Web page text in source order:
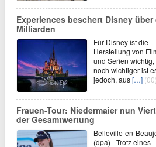
Experiences beschert Disney über
Milliarden
Für Disney ist die
Herstellung von
und Serien wichtig,
noch wichtiger ist
jedoch, aus[…] (00)
Frauen-Tour: Niedermaier nun
der Gesamtwertung
Belleville-en-
(dpa) - Trotz eines